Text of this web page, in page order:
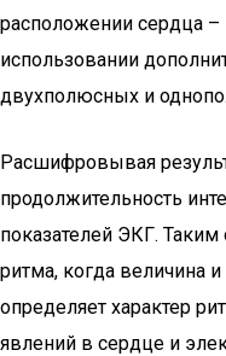
расположении сердца –
использовании
двухполюсных и
Расшифровывая
продолжительность
показателей ЭКГ. Таким
ритма, когда величина
определяет характер
явлений в сердце и